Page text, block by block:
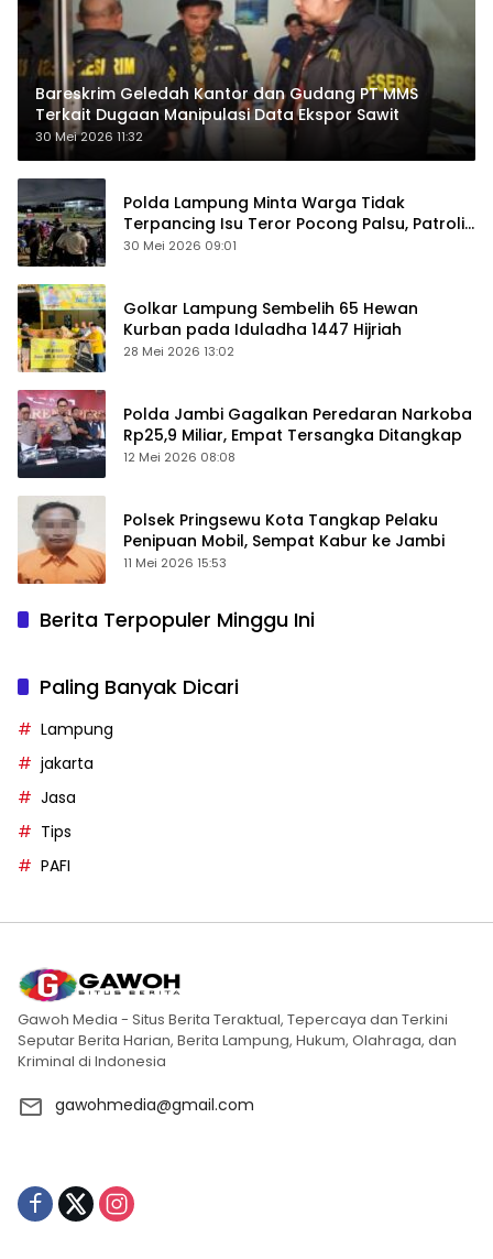
Bareskrim Geledah Kantor dan Gudang PT MMS
Terkait Dugaan Manipulasi Data Ekspor Sawit
30 Mei 2026 11:32
Polda Lampung Minta Warga Tidak
Terpancing Isu Teror Pocong Palsu, Patroli
Keamanan Ditingkatkan
30 Mei 2026 09:01
Golkar Lampung Sembelih 65 Hewan
Kurban pada Iduladha 1447 Hijriah
28 Mei 2026 13:02
Polda Jambi Gagalkan Peredaran Narkoba
Rp25,9 Miliar, Empat Tersangka Ditangkap
12 Mei 2026 08:08
Polsek Pringsewu Kota Tangkap Pelaku
Penipuan Mobil, Sempat Kabur ke Jambi
11 Mei 2026 15:53
Berita Terpopuler Minggu Ini
Paling Banyak Dicari
Lampung
jakarta
Jasa
Tips
PAFI
Gawoh Media - Situs Berita Teraktual, Tepercaya dan Terkini
Seputar Berita Harian, Berita Lampung, Hukum, Olahraga, dan
Kriminal di Indonesia
gawohmedia@gmail.com